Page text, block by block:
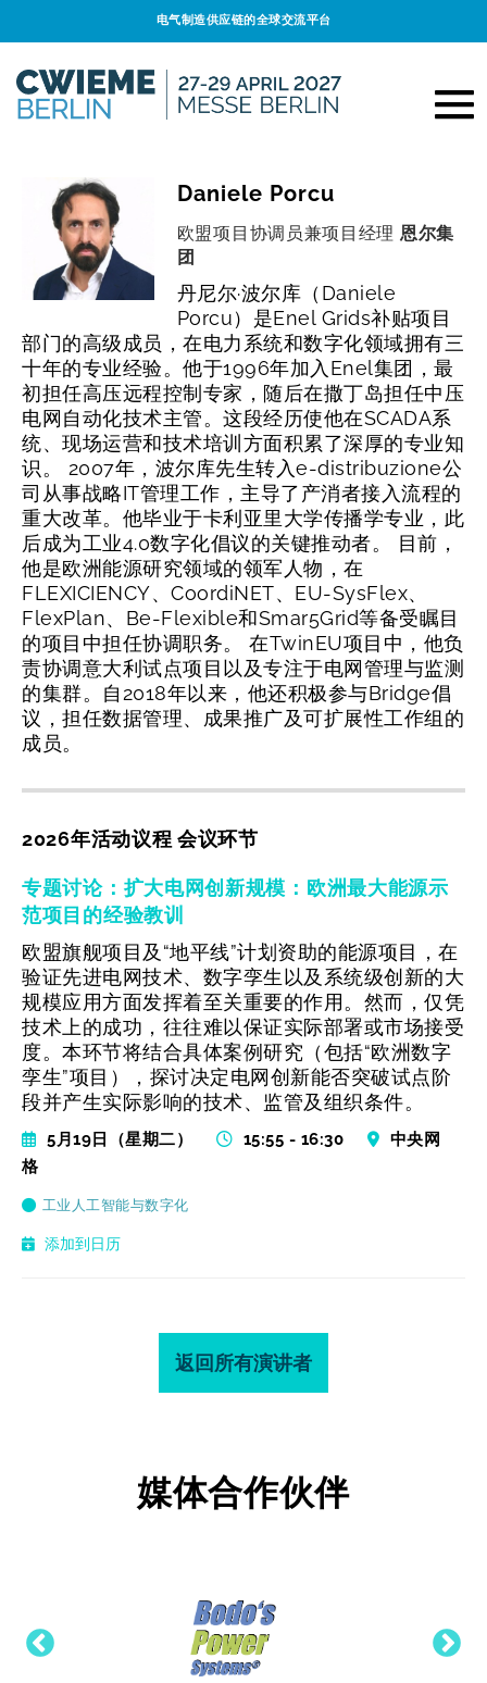
电气制造供应链的全球交流平台
Daniele Porcu
欧盟项目协调员兼项目经理 恩尔集
团
丹尼尔·波尔库（Daniele
Porcu）是Enel Grids补贴项目
部门的高级成员，在电力系统和数字化领域拥有三
十年的专业经验。他于1996年加入Enel集团，最
初担任高压远程控制专家，随后在撒丁岛担任中压
电网自动化技术主管。这段经历使他在SCADA系
统、现场运营和技术培训方面积累了深厚的专业知
识。
2007年，波尔库先生转入e-distribuzione公
司从事战略IT管理工作，主导了产消者接入流程的
重大改革。他毕业于卡利亚里大学传播学专业，此
后成为工业4.0数字化倡议的关键推动者。
目前，
他是欧洲能源研究领域的领军人物，在
FLEXICIENCY、CoordiNET、EU-SysFlex、
FlexPlan、Be-Flexible和Smar5Grid等备受瞩目
的项目中担任协调职务。 在TwinEU项目中，他负
责协调意大利试点项目以及专注于电网管理与监测
的集群。自2018年以来，他还积极参与Bridge倡
议，担任数据管理、成果推广及可扩展性工作组的
成员。
2026年活动议程 会议环节
专题讨论：扩大电网创新规模：欧洲最大能源示
范项目的经验教训
欧盟旗舰项目及“地平线”计划资助的能源项目，在
验证先进电网技术、数字孪生以及系统级创新的大
规模应用方面发挥着至关重要的作用。然而，仅凭
技术上的成功，往往难以保证实际部署或市场接受
度。本环节将结合具体案例研究（包括“欧洲数字
孪生”项目），探讨决定电网创新能否突破试点阶
段并产生实际影响的技术、监管及组织条件。
5月19日（星期二） 15:55 - 16:30
中央网
格
工业人工智能与数字化
添加到日历
返回所有演讲者
媒体合作伙伴